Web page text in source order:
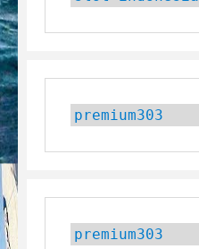
premium303
premium303